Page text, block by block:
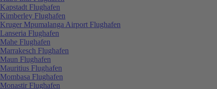
Kapstadt Flughafen
Kimberley Flughafen
Kruger Mpumalanga Airport Flughafen
Lanseria Flughafen
Mahe Flughafen
Marrakesch Flughafen
Maun Flughafen
Mauritius Flughafen
Mombasa Flughafen
Monastir Flughafen